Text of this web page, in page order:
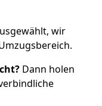
wir
Dann holen